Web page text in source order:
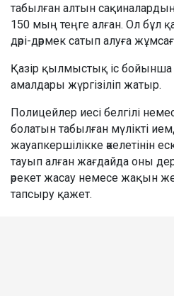
табылған алтын сақиналардың
150 мың теңге алған. Ол бұл
дәрі-дәрмек сатып алуға
Қазір қылмыстық іс бойынша
амалдары жүргізіліп жатыр.
Полицейлер иесі белгілі
болатын табылған мүлікті
жауапкершілікке әкелетінін
тауып алған жағдайда оны
әрекет жасау немесе жақын
тапсыру қажет.